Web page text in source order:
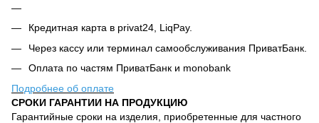
Кредитная карта в privat24, LiqPay.
Через кассу или терминал самообслуживания ПриватБанк.
Оплата по частям ПриватБанк и monobank
Подробнее об оплате
СРОКИ ГАРАНТИИ НА ПРОДУКЦИЮ
Гарантийные сроки на изделия, приобретенные для частного